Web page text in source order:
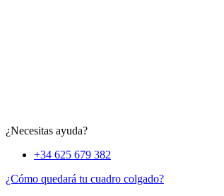
¿Necesitas ayuda?
+34 625 679 382
¿Cómo quedará tu cuadro colgado?